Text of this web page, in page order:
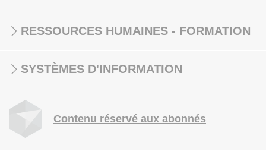
RESSOURCES HUMAINES - FORMATION
SYSTÈMES D'INFORMATION
Contenu réservé aux abonnés